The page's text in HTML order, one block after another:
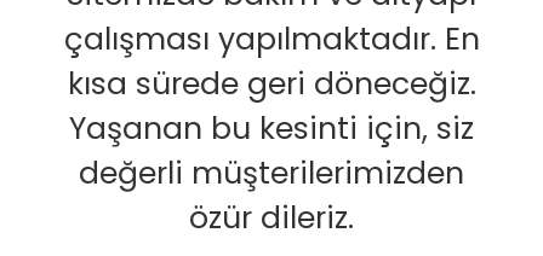
çalışması yapılmaktadır. En
kısa sürede geri döneceğiz.
Yaşanan bu kesinti için, siz
değerli müşterilerimizden
özür dileriz.